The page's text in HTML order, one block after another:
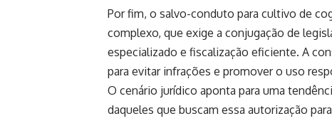
Por fim, o salvo-conduto para cultivo de
complexo, que exige a conjugação de
especializado e fiscalização eficiente. A
para evitar infrações e promover o uso
O cenário jurídico aponta para uma
daqueles que buscam essa autorização